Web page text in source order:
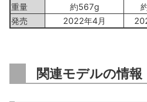
重量 約567g
発売
2022年4月
関連モデルの情報